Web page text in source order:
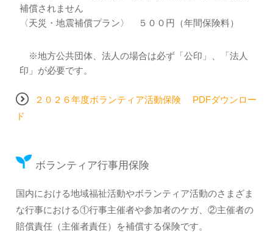
補償されません
〈天災・地震補償プラン〉 ５００円（年間保険料）
※地方公共団体、法人の場合は必ず「公印」、「法人
印」が必要です。
２０２６年度ボランティア活動保険 PDFダウンロー
ド
ボランティア行事用保険
国内における地域福祉活動やボランティア活動のさまざま
な行事における①行事主催者や参加者のケガ、②主催者の
賠償責任（主催者責任）を補償する保険です。